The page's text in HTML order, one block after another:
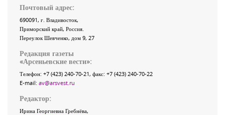
Почтовый адрес:
690091, г. Владивосток,
Приморский край, Россия
Переулок Шевченко, дом 9, 27
Редакция газеты
«Арсеньевские вести»:
Телефон: +7 (423) 240-70-21, факс: +7 (423) 240-70-22
E-mail: av@arsvest.ru
Редактор:
Ирина Георгиевна Гребнёва,